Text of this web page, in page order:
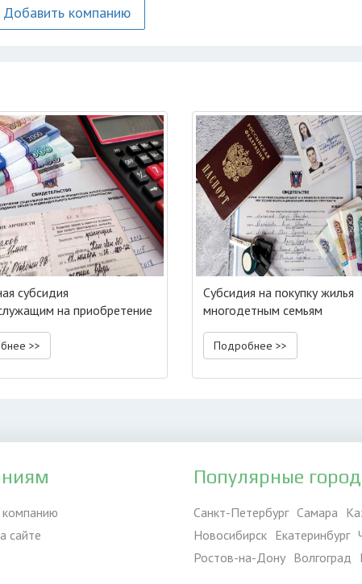
Добавить компанию
субсидия
на приобретение
>>
Субсидия на покупку жилья
многодетным семьям
Подробнее >>
сайте
Популярные
Санкт-Петербург Самара
Новосибирск Екатеринбург
Ростов-на-Дону Волгоград